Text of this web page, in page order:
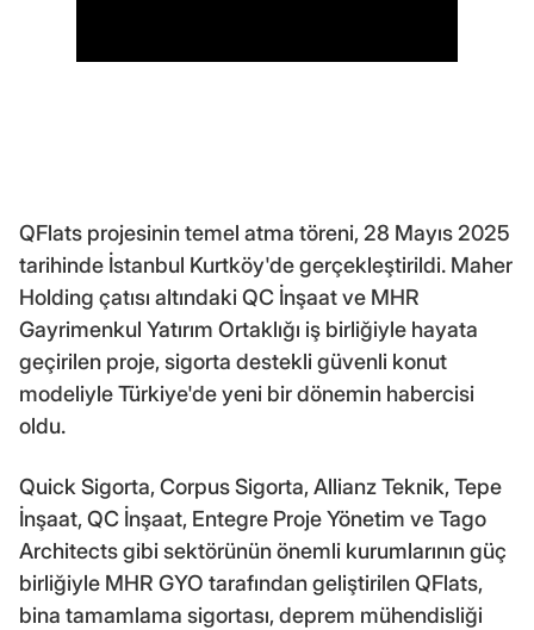
QFlats projesinin temel atma töreni, 28 Mayıs 2025
tarihinde İstanbul Kurtköy'de gerçekleştirildi. Maher
Holding çatısı altındaki QC İnşaat ve MHR
Gayrimenkul Yatırım Ortaklığı iş birliğiyle hayata
geçirilen proje, sigorta destekli güvenli konut
modeliyle Türkiye'de yeni bir dönemin habercisi
oldu.
Quick Sigorta, Corpus Sigorta, Allianz Teknik, Tepe
İnşaat, QC İnşaat, Entegre Proje Yönetim ve Tago
Architects gibi sektörünün önemli kurumlarının güç
birliğiyle MHR GYO tarafından geliştirilen QFlats,
bina tamamlama sigortası, deprem mühendisliği